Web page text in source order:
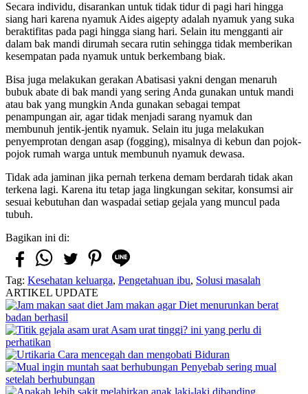
Secara individu, disarankan untuk tidak tidur di pagi hari hingga
siang hari karena nyamuk Aides aigepty adalah nyamuk yang suka
beraktifitas pada pagi hingga siang hari. Selain itu mengganti air
dalam bak mandi dirumah secara rutin sehingga tidak memberikan
kesempatan pada nyamuk untuk berkembang biak.
Bisa juga melakukan gerakan Abatisasi yakni dengan menaruh
bubuk abate di bak mandi yang sering Anda gunakan untuk mandi
atau bak yang mungkin Anda gunakan sebagai tempat
penampungan air, agar tidak menjadi sarang nyamuk dan
membunuh jentik-jentik nyamuk. Selain itu juga melakukan
penyemprotan dengan asap (fogging), misalnya di kebun dan pojok-
pojok rumah warga untuk membunuh nyamuk dewasa.
Tidak ada jaminan jika pernah terkena demam berdarah tidak akan
terkena lagi. Karena itu tetap jaga lingkungan sekitar, konsumsi air
sesuai kebutuhan dan waspadai setiap gejala yang muncul pada
tubuh.
Bagikan ini di:
Tag: Kesehatan keluarga, Pengetahuan ibu, Solusi masalah
ARTIKEL UPDATE
Jam makan agar Diet menurunkan berat
badan berhasil
Asam urat tinggi? ini yang perlu di
perhatikan
Cara mencegah dan mengobati Biduran
Penyebab sering mual
setelah berhubungan